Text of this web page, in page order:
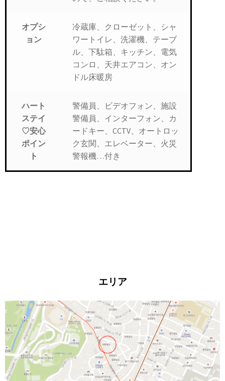
オプシ
ョン
冷蔵庫、クローゼット、シャ
ワートイレ、洗濯機、テーブ
ル、下駄箱、キッチン、電気
コンロ、天井エアコン、オン
ドル床暖房
ハート
ステイ
♡安心
ポイン
ト
警備員、ビデオフォン、施設
警備員、インターフォン、カ
ードキー、CCTV、オートロッ
ク玄関、エレベーター、火災
警報機…付き
エリア